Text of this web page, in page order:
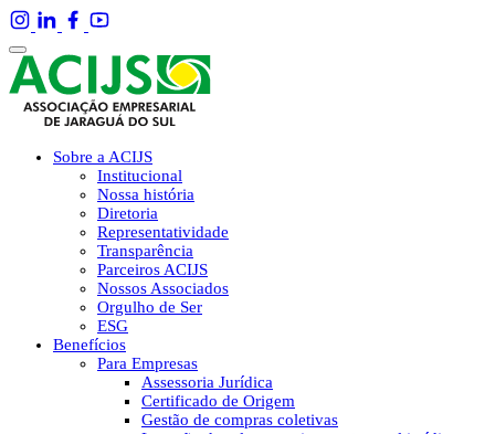
Sobre a ACIJS
Institucional
Nossa história
Diretoria
Representatividade
Transparência
Parceiros ACIJS
Nossos Associados
Orgulho de Ser
ESG
Benefícios
Para Empresas
Assessoria Jurídica
Certificado de Origem
Gestão de compras coletivas